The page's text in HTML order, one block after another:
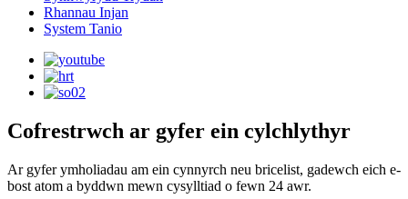
Rhannau Injan
System Tanio
Cofrestrwch ar gyfer ein cylchlythyr
Ar gyfer ymholiadau am ein cynnyrch neu bricelist, gadewch eich e-
bost atom a byddwn mewn cysylltiad o fewn 24 awr.